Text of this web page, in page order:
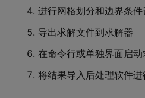
进行网格划分和边界条件
导出求解文件到求解器
在命令行或单独界面启动
将结果导入后处理软件